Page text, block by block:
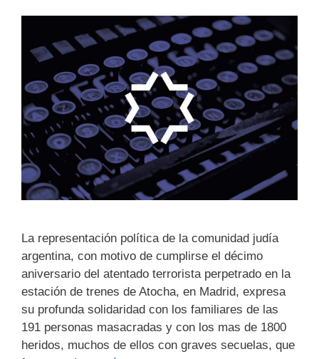
La representación política de la comunidad judía
argentina, con motivo de cumplirse el décimo
aniversario del atentado terrorista perpetrado en la
estación de trenes de Atocha, en Madrid, expresa
su profunda solidaridad con los familiares de las
191 personas masacradas y con los mas de 1800
heridos, muchos de ellos con graves secuelas, que